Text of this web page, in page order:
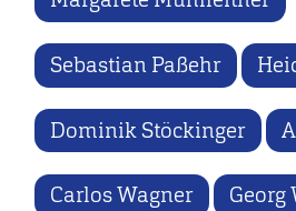
Sebastian Paßehr
Dominik Stöckinger
Carlos Wagner Georg